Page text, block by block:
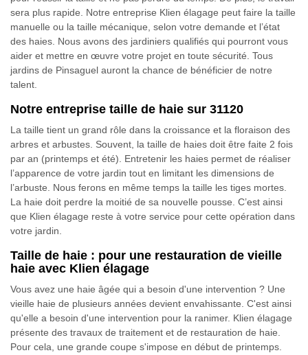
sera plus rapide. Notre entreprise Klien élagage peut faire la taille
manuelle ou la taille mécanique, selon votre demande et l’état
des haies. Nous avons des jardiniers qualifiés qui pourront vous
aider et mettre en œuvre votre projet en toute sécurité. Tous
jardins de Pinsaguel auront la chance de bénéficier de notre
talent.
Notre entreprise taille de haie sur 31120
La taille tient un grand rôle dans la croissance et la floraison des
arbres et arbustes. Souvent, la taille de haies doit être faite 2 fois
par an (printemps et été). Entretenir les haies permet de réaliser
l’apparence de votre jardin tout en limitant les dimensions de
l’arbuste. Nous ferons en même temps la taille les tiges mortes.
La haie doit perdre la moitié de sa nouvelle pousse. C’est ainsi
que Klien élagage reste à votre service pour cette opération dans
votre jardin.
Taille de haie : pour une restauration de vieille
haie avec Klien élagage
Vous avez une haie âgée qui a besoin d'une intervention ? Une
vieille haie de plusieurs années devient envahissante. C'est ainsi
qu'elle a besoin d'une intervention pour la ranimer. Klien élagage
présente des travaux de traitement et de restauration de haie.
Pour cela, une grande coupe s'impose en début de printemps.